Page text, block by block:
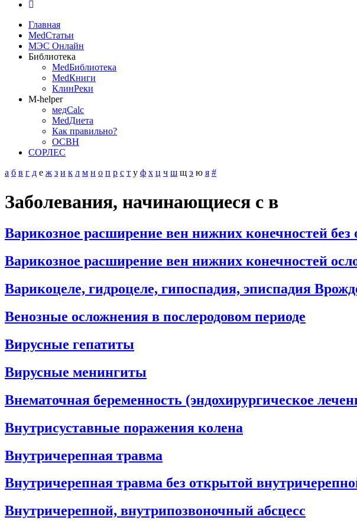
Главная
MedСтатьи
МЭС Онлайн
Библиотека
MedБиблиотека
MedКниги
КлинРеки
M-helper
медCalc
MedДиета
Как правильно?
ОСВН
СОРЛЕС
а б в г д е ж з и к л м н о п р с т у ф х ц ч ш щ э ю я #
Заболевания, начинающиеся с в
Варикозное расширение вен нижних конечностей
Варикозное расширение вен нижних конечностей
Варикоцеле, гидроцеле, гипоспадия, эписпадия
Венозные осложнения в послеродовом периоде
Вирусные гепатиты
Вирусные менингиты
Внематочная беременность (эндохирургическое
Внутрисуставные поражения колена
Внутричерепная травма
Внутричерепная травма без открытой
Внутричерепной, внутрипозвоночный абсцесс